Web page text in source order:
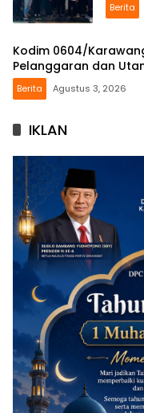
Berita
Kodim 0604/
Pelanggaran dan
Berita Agustus 3, 2026
IKLAN